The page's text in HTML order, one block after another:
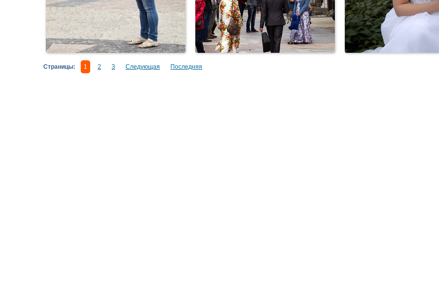
Страницы: 1 2 3 Следующая Последняя